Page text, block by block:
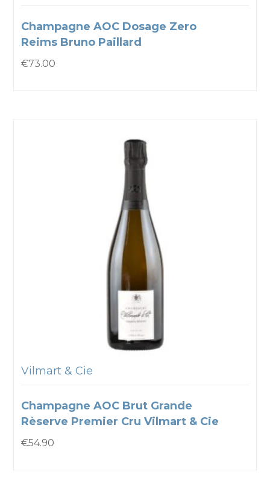
Champagne AOC Dosage Zero
Reims Bruno Paillard
€73.00
Vilmart & Cie
Champagne AOC Brut Grande
Rèserve Premier Cru Vilmart & Cie
€54.90